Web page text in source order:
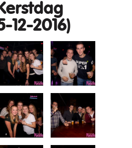
12-2016)